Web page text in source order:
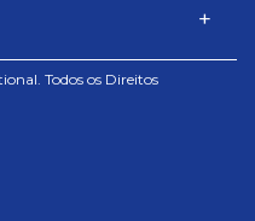
Todos os Direitos